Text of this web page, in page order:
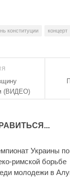
конституции концерт
(ВИДЕО)
Украины по
римской борьбе
молодежи в